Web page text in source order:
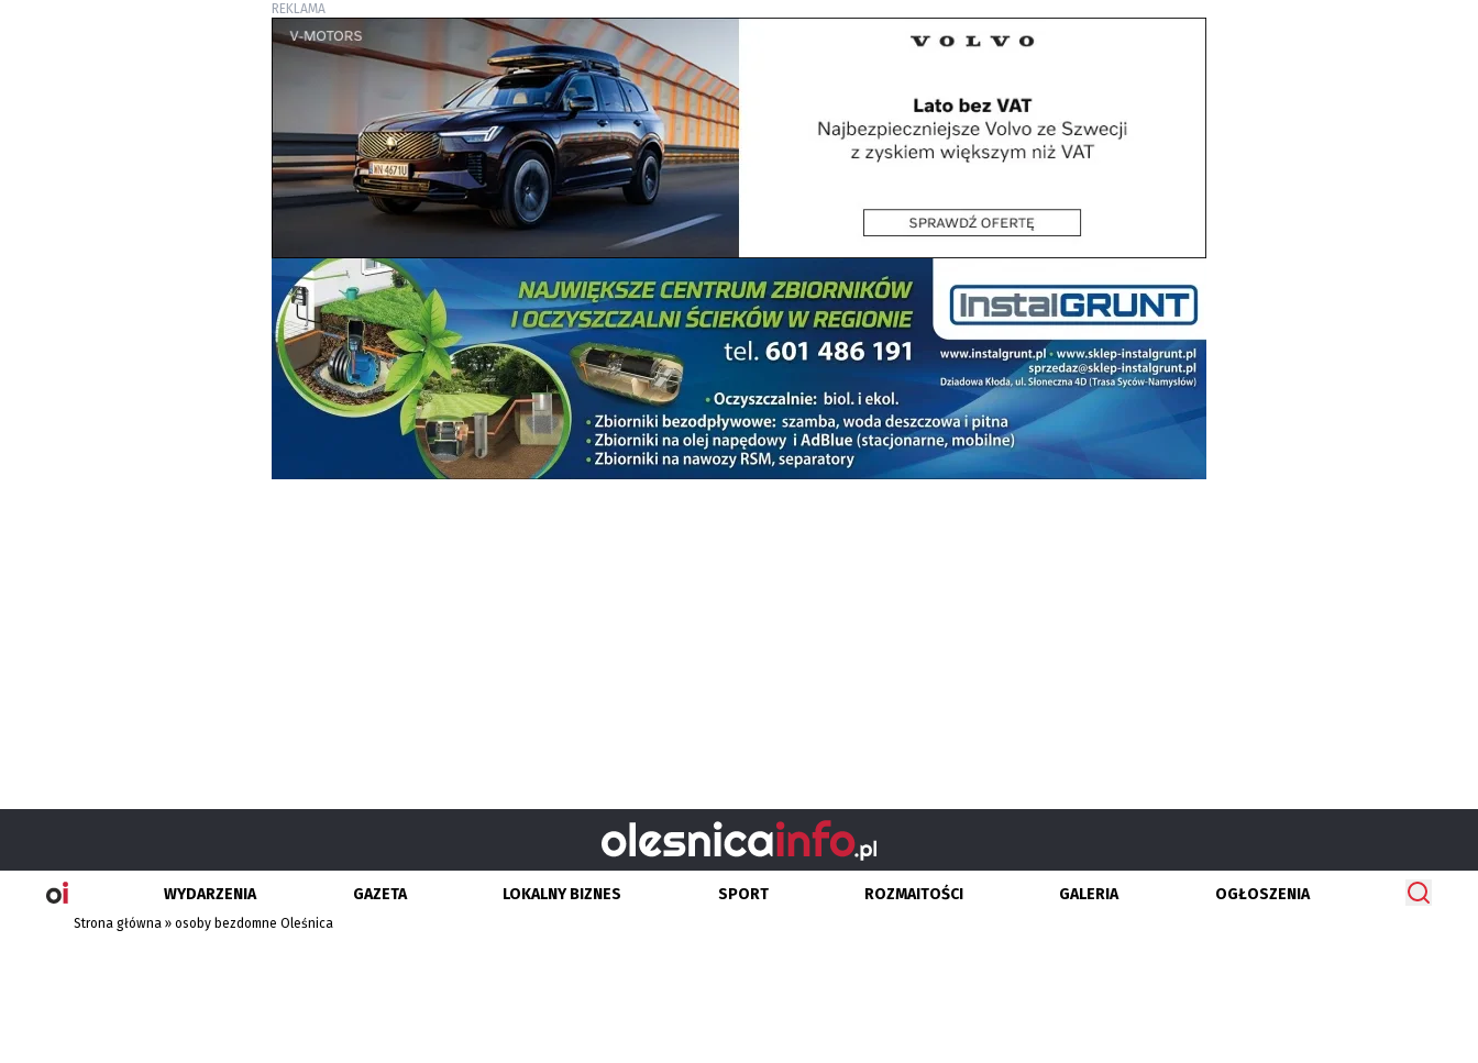
REKLAMA
WYDARZENIA GAZETA LOKALNY BIZNES SPORT ROZMAITOŚCI GALERIA OGŁOSZENIA
Strona główna »osoby bezdomne Oleśnica